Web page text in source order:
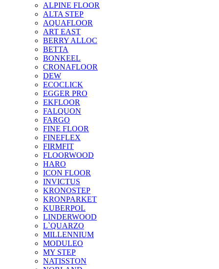
ALPINE FLOOR
ALTA STEP
AQUAFLOOR
ART EAST
BERRY ALLOC
BETTA
BONKEEL
CRONAFLOOR
DEW
ECOCLICK
EGGER PRO
EKFLOOR
FALQUON
FARGO
FINE FLOOR
FINEFLEX
FIRMFIT
FLOORWOOD
HARO
ICON FLOOR
INVICTUS
KRONOSTEP
KRONPARKET
KUBERPOL
LINDERWOOD
L`QUARZO
MILLENNIUM
MODULEO
MY STEP
NATISSTON